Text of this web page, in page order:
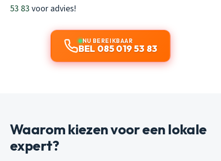
53 83 voor advies!
NU BEREIKBAAR
BEL 085 019 53 83
Waarom kiezen voor een lokale
expert?